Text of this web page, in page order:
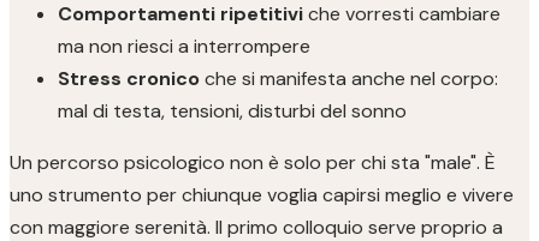
Comportamenti ripetitiviche vorresti cambiare
ma non riesci a interrompere
Stress cronicoche si manifesta anche nel corpo:
mal di testa, tensioni, disturbi del sonno
Un percorso psicologico non è solo per chi sta "male". È
uno strumento per chiunque voglia capirsi meglio e vivere
con maggiore serenità. Il primo colloquio serve proprio a